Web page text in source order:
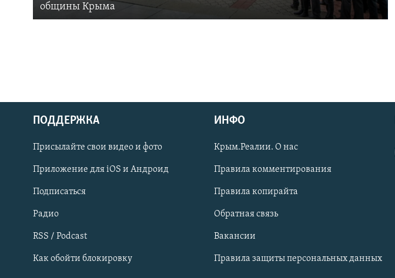
Українською
Qırımtatar
ПРИСОЕДИНЯЙТЕСЬ!
общины Крыма
ПОДДЕРЖКА
Присылайте свои видео и фото
Приложение для iOS и Андроид
Подписаться
Радио
RSS / Podcast
Как обойти блокировку
ИНФО
Крым.Реалии. О нас
Правила комментирования
Правила копирайта
Обратная связь
Вакансии
Правила защиты персональных данных